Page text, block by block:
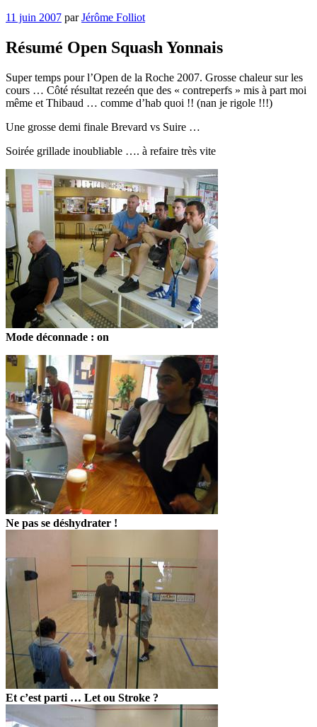
Publié
11 juin 2007 parJérôme Folliot
Résumé Open Squash Yonnais
Super temps pour l’Open de la Roche 2007. Grosse chaleur sur les
cours … Côté résultat rezeén que des « contreperfs » mis à part moi
même et Thibaud … comme d’hab quoi !! (nan je rigole !!!)
Une grosse demi finale Brevard vs Suire …
Soirée grillade inoubliable …. à refaire très vite
Mode déconnade : on
Ne pas se déshydrater !
Et c’est parti … Let ou Stroke ?